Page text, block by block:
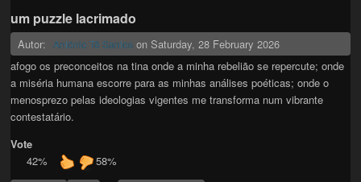
um puzzle lacrimado
Autor: António Tê Santos on Saturday, 28 February 2026
afogo os preconceitos na tina onde a minha rebelião se repercute; onde
a miséria humana escorre para as minhas análises poéticas; onde o
menosprezo pelas ideologias vigentes me transforma num vibrante
contestatário.
Vote
42%
58%